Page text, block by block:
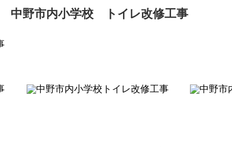
中野市内小学校 トイレ改修工事